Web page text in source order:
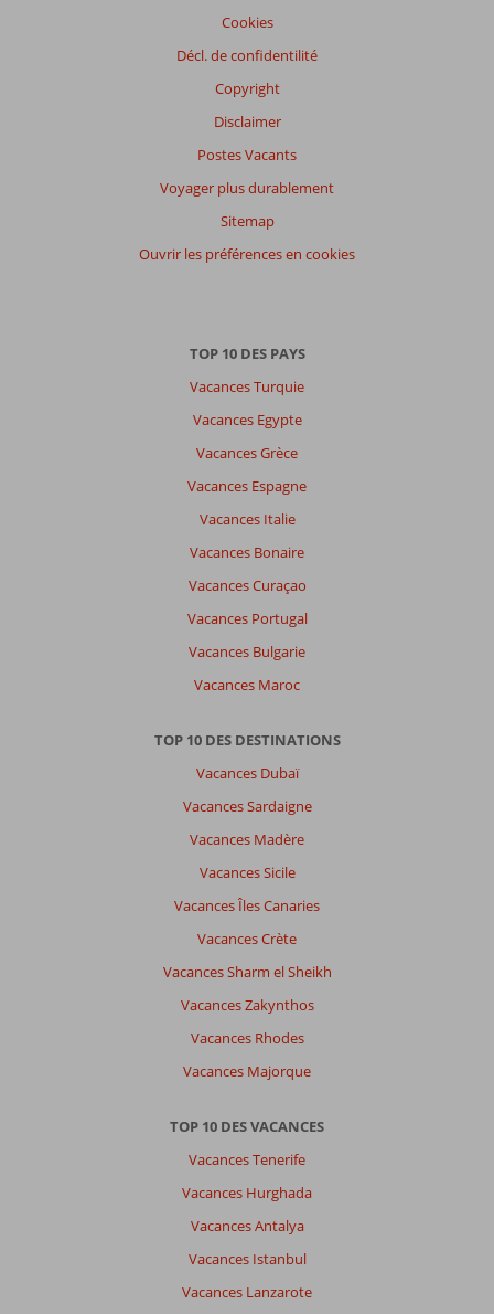
Cookies
Décl. de confidentilité
Copyright
Disclaimer
Postes Vacants
Voyager plus durablement
Sitemap
Ouvrir les préférences en cookies
TOP 10 DES PAYS
Vacances Turquie
Vacances Egypte
Vacances Grèce
Vacances Espagne
Vacances Italie
Vacances Bonaire
Vacances Curaçao
Vacances Portugal
Vacances Bulgarie
Vacances Maroc
TOP 10 DES DESTINATIONS
Vacances Dubaï
Vacances Sardaigne
Vacances Madère
Vacances Sicile
Vacances Îles Canaries
Vacances Crète
Vacances Sharm el Sheikh
Vacances Zakynthos
Vacances Rhodes
Vacances Majorque
TOP 10 DES VACANCES
Vacances Tenerife
Vacances Hurghada
Vacances Antalya
Vacances Istanbul
Vacances Lanzarote